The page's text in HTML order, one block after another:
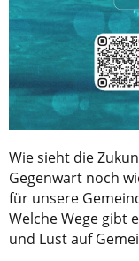
Wie sieht die
Gegenwart noch
für unsere
Welche Wege gibt
und Lust auf